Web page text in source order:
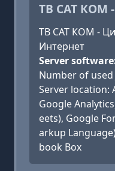
ТВ САТ КОМ
ТВ САТ КОМ -
Интернет
Server
Number of used
Server location:
Google
eets), Google
arkup
book Box